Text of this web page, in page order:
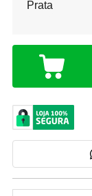
Prata